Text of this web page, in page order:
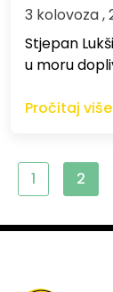
3 kolovoza ,
St​jepan
u moru
Pročitaj više
1 2